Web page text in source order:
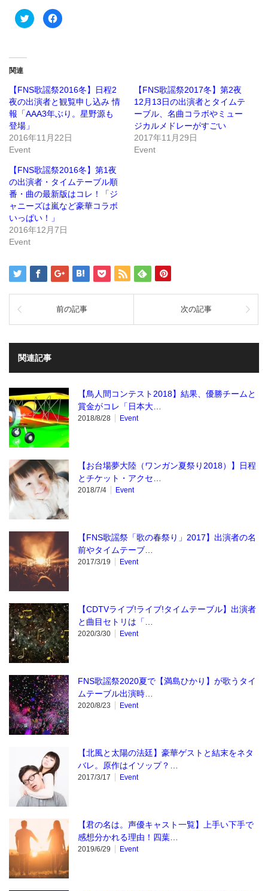
ク
リ
(新
し
い
ウ
ィ
ウ
開
ま
す)
Facebook
で
ッ
ク
し
て
く
い
ウ
ィ
ン
ド
ウ
で
開
ま
す)
関連
【FNS歌謡祭2016冬】日程2
夜の出演者と観覧申し込み 情
報「AAA3年ぶり。星野源も
登場」
2016年11月22日
Event
【FNS歌謡祭2017冬】第2夜
12月13日の出演者とタイムテ
ーブル、名曲コラボやミュー
ジカルメドレーがすごい
2017年11月29日
Event
【FNS歌謡祭2016冬】第1夜
の出演者・タイムテーブル順
番・曲の最新版はコレ！「ジ
ャニーズは嵐など豪華コラボ
いっぱい！」
2016年12月7日
Event
前の記事 次の記事
関連記事
【鳥人間コンテスト2018】結果、優勝チームと
賞金がコレ「日本大…
2018/8/28 Event
【お台場夢大陸（ワンガン夏祭り2018）】日程
とチケット・アクセ…
2018/7/4 Event
【FNS歌謡祭「歌の春祭り」2017】出演者の名
前やタイムテーブ…
2017/3/19 Event
【CDTVライブ!ライブ!タイムテーブル】出演者
と曲目セトリは「…
2020/3/30 Event
FNS歌謡祭2020夏で【満島ひかり】が歌うタイ
ムテーブル出演時…
2020/8/23 Event
【北風と太陽の法廷】豪華ゲストと結末をネタ
バレ。原作はイソップ？…
2017/3/17 Event
【君の名は。声優キャスト一覧】上手い下手で
感想分かれる理由！四葉…
2019/6/29 Event